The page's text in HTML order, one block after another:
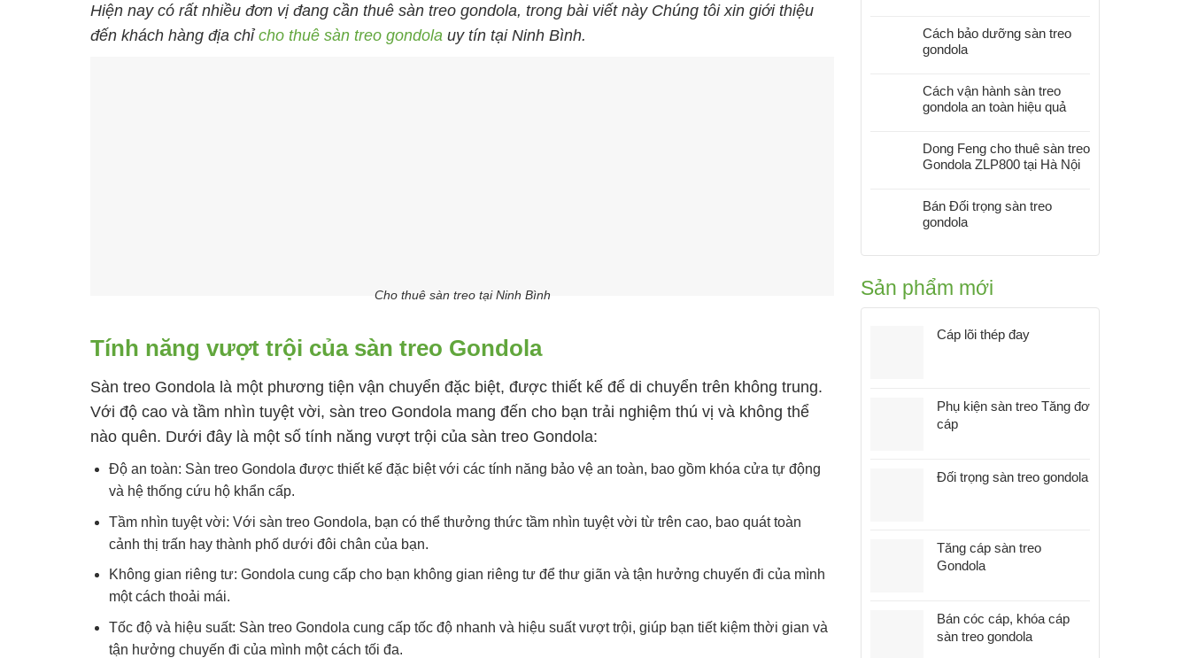
Hiện nay có rất nhiều đơn vị đang cần thuê sàn treo gondola, trong bài viết này Chúng tôi xin giới thiệu
đến khách hàng địa chỉcho thuê sàn treo gondola uy tín tại Ninh Bình.
Cho thuê sàn treo tại Ninh Bình
Tính năng vượt trội của sàn treo Gondola
Sàn treo Gondola là một phương tiện vận chuyển đặc biệt, được thiết kế để di chuyển trên không trung.
Với độ cao và tầm nhìn tuyệt vời, sàn treo Gondola mang đến cho bạn trải nghiệm thú vị và không thể
nào quên. Dưới đây là một số tính năng vượt trội của sàn treo Gondola:
Độ an toàn: Sàn treo Gondola được thiết kế đặc biệt với các tính năng bảo vệ an toàn, bao gồm khóa cửa tự động
và hệ thống cứu hộ khẩn cấp.
Tầm nhìn tuyệt vời: Với sàn treo Gondola, bạn có thể thưởng thức tầm nhìn tuyệt vời từ trên cao, bao quát toàn
cảnh thị trấn hay thành phố dưới đôi chân của bạn.
Không gian riêng tư: Gondola cung cấp cho bạn không gian riêng tư để thư giãn và tận hưởng chuyến đi của mình
một cách thoải mái.
Tốc độ và hiệu suất: Sàn treo Gondola cung cấp tốc độ nhanh và hiệu suất vượt trội, giúp bạn tiết kiệm thời gian và
tận hưởng chuyến đi của mình một cách tối đa.
Cách bảo dưỡng sàn treo
gondola
Cách vận hành sàn treo
gondola an toàn hiệu quả
Dong Feng cho thuê sàn treo
Gondola ZLP800 tại Hà Nội
Bán Đối trọng sàn treo
gondola
Sản phẩm mới
Cáp lõi thép đay
Phụ kiện sàn treo Tăng đơ
cáp
Đối trọng sàn treo gondola
Tăng cáp sàn treo
Gondola
Bán cóc cáp, khóa cáp
sàn treo gondola